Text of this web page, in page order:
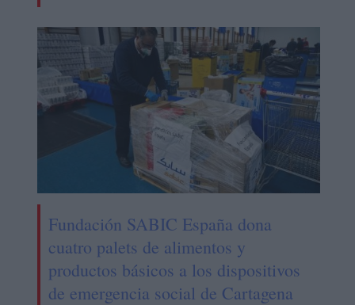
Fundación SABIC España dona
cuatro palets de alimentos y
productos básicos a los dispositivos
de emergencia social de Cartagena